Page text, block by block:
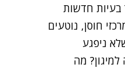
בעיות חדשות
לנו מרכזי חוסן, נוטעים
ניפגע
מה